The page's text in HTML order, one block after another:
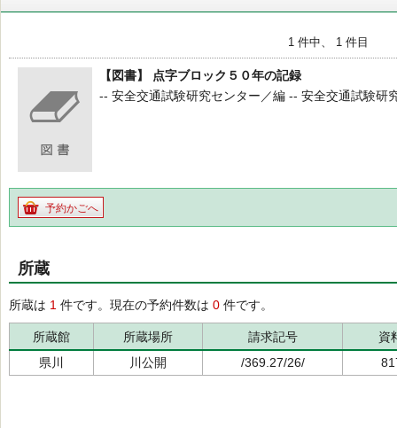
1 件中、 1 件目
【図書】 点字ブロック５０年の記録
-- 安全交通試験研究センター／編 -- 安全交通試験
予約かごへ
所蔵
所蔵は 1 件です。現在の予約件数は 0 件です。
所蔵館 所蔵場所 請求記号
資
県川
川公開 /369.27/26/